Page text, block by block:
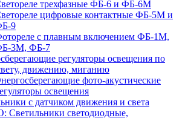
трехфазные ФБ-6 и ФБ-6М
цифровые контактные ФБ-5М и
9
с плавным включением ФБ-1М,
3М, ФБ-7
регуляторы освещения по
движению, миганию
фото-акустические
освещения
с датчиком движения и света
светодиодные,